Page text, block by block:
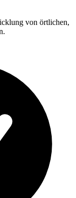
von örtlichen,